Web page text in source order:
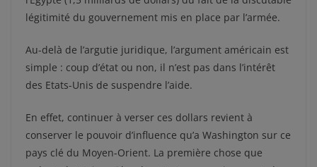
légitimité du gouvernement mis en place par l’armée.
Au-delà de l’argutie juridique, l’argument américain est
simple : coup d’état ou non, il n’est pas dans l’intérêt
des Etats-Unis de suspendre l’aide.
En effet, continuer à verser ces dollars revient à
conserver le pouvoir d’influence qu’a Washington sur ce
pays clé du Moyen-Orient. La première chose que